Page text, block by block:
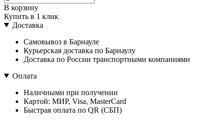
В корзину
Купить в 1 клик
Доставка
Самовывоз в Барнауле
Курьерская доставка по Барнаулу
Доставка по России транспортными компаниями
Оплата
Наличными при получении
Картой: МИР, Visa, MasterCard
Быстрая оплата по QR (СБП)